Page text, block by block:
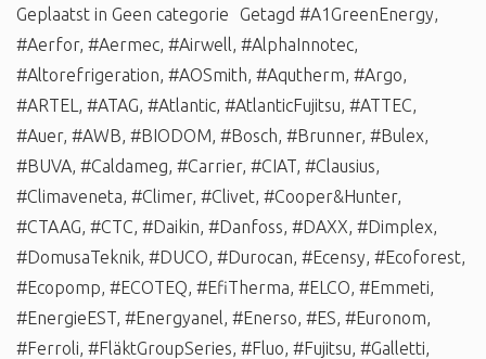
Geplaatst in Geen categorie Getagd #A1GreenEnergy,
#Aerfor, #Aermec, #Airwell, #AlphaInnotec,
#Altorefrigeration, #AOSmith, #Aqutherm, #Argo,
#ARTEL , #ATAG, #Atlantic, #AtlanticFujitsu, #ATTEC,
#Auer, #AWB, #BIODOM, #Bosch, #Brunner, #Bulex,
#BUVA, #Caldameg, #Carrier, #CIAT, #Clausius,
#Climaveneta, #Climer, #Clivet, #Cooper&Hunter,
#CTAAG, #CTC, #Daikin, #Danfoss, #DAXX, #Dimplex,
#DomusaTeknik, #DUCO, #Durocan, #Ecensy, #Ecoforest,
#Ecopomp, #ECOTEQ, #EfiTherma, #ELCO, #Emmeti,
#EnergieEST, #Energyanel, #Enerso, #ES, #Euronom,
#Ferroli, #FläktGroupSeries, #Fluo, #Fujitsu, #Galletti,